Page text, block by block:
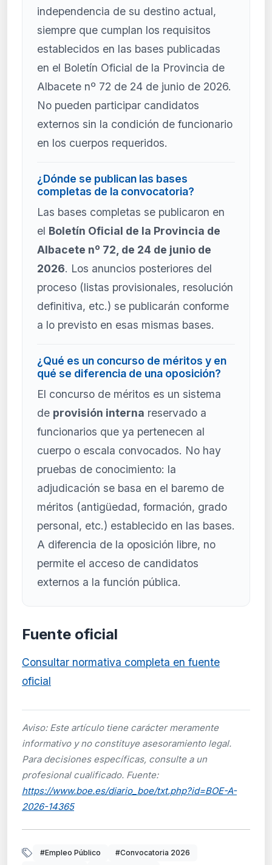
independencia de su destino actual,
siempre que cumplan los requisitos
establecidos en las bases publicadas
en el Boletín Oficial de la Provincia de
Albacete nº 72 de 24 de junio de 2026.
No pueden participar candidatos
externos sin la condición de funcionario
en los cuerpos requeridos.
¿Dónde se publican las bases
completas de la convocatoria?
Las bases completas se publicaron en
el Boletín Oficial de la Provincia de
Albacete nº 72, de 24 de junio de
2026. Los anuncios posteriores del
proceso (listas provisionales, resolución
definitiva, etc.) se publicarán conforme
a lo previsto en esas mismas bases.
¿Qué es un concurso de méritos y en
qué se diferencia de una oposición?
El concurso de méritos es un sistema
de provisión interna reservado a
funcionarios que ya pertenecen al
cuerpo o escala convocados. No hay
pruebas de conocimiento: la
adjudicación se basa en el baremo de
méritos (antigüedad, formación, grado
personal, etc.) establecido en las bases.
A diferencia de la oposición libre, no
permite el acceso de candidatos
externos a la función pública.
Fuente oficial
Consultar normativa completa en fuente
oficial
Aviso: Este artículo tiene carácter meramente
informativo y no constituye asesoramiento legal.
Para decisiones específicas, consulte a un
profesional cualificado. Fuente:
https://www.boe.es/diario_boe/txt.php?id=BOE-A-
2026-14365
#Empleo Público #Convocatoria 2026